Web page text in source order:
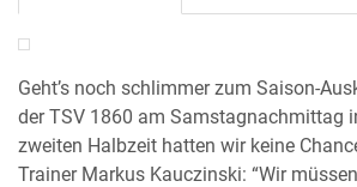
Geht’s noch schlimmer zum Saison-
der TSV 1860 am Samstagnachmittag
zweiten Halbzeit hatten wir keine
Trainer Markus Kauczinski: “Wir